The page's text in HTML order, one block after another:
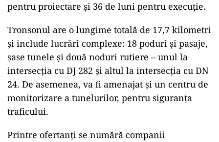
pentru proiectare și 36 de luni pentru execuție.
Tronsonul are o lungime totală de 17,7 kilometri
și include lucrări complexe: 18 poduri și pasaje,
șase tunele și două noduri rutiere – unul la
intersecția cu DJ 282 și altul la intersecția cu DN
24. De asemenea, va fi amenajat și un centru de
monitorizare a tunelurilor, pentru siguranța
traficului.
Printre ofertanți se numără companii